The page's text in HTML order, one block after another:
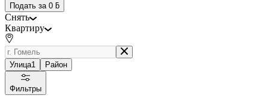
Подать за 0 ƃ
Снять
Квартиру
Улица1 Район
Фильтры